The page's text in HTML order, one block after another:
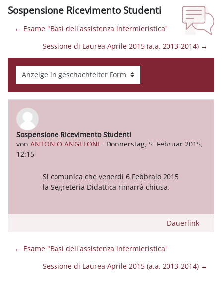
Sospensione Ricevimento Studenti
← Esame "Basi dell'assistenza infermieristica"
Sessione di Laurea Aprile 2015 (a.a. 2013-2014) →
Anzeigemodus
Sospensione Ricevimento Studenti
von ANTONIO ANGELONI - Donnerstag, 5. Februar 2015,
12:15
Anzahl Antworten: 0
Si comunica che venerdì 6 Febbraio 2015
la Segreteria Didattica rimarrà chiusa.
Dauerlink
← Esame "Basi dell'assistenza infermieristica"
Sessione di Laurea Aprile 2015 (a.a. 2013-2014) →